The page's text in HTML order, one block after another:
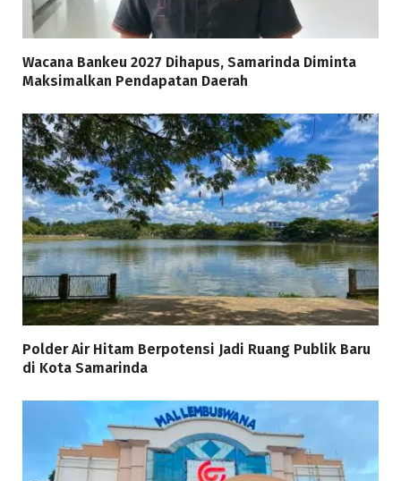
Wacana Bankeu 2027 Dihapus, Samarinda Diminta
Maksimalkan Pendapatan Daerah
Polder Air Hitam Berpotensi Jadi Ruang Publik Baru
di Kota Samarinda